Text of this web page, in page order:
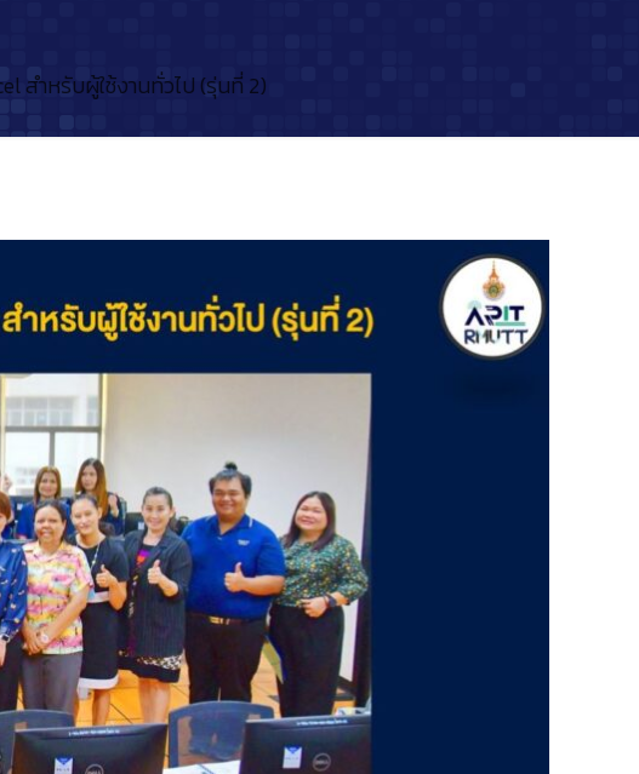
สำหรับผู้ใช้งานทั่วไป (รุ่นที่ 2)